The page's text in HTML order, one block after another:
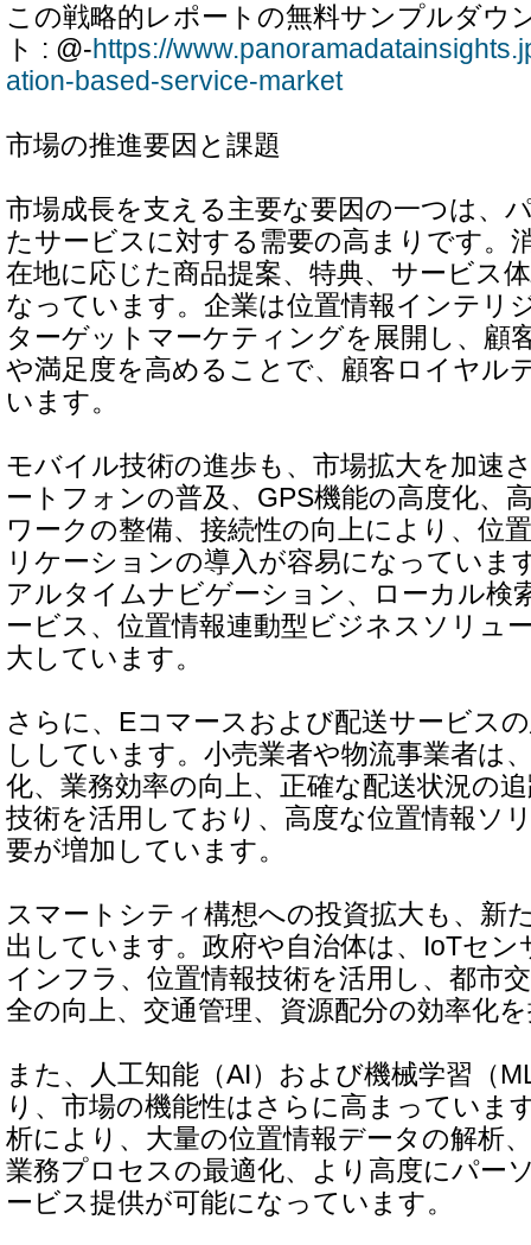
この戦略的レポートの無料サンプルダウ
ト : @-https://
ation-based-service-market
市場の推進要因と課題
市場成長を支える主要な要因の一つは、
たサービスに対する需要の高まりです。
在地に応じた商品提案、特典、サービス
なっています。企業は位置情報インテリ
ターゲットマーケティングを展開し、顧
や満足度を高めることで、顧客ロイヤル
います。
モバイル技術の進歩も、市場拡大を加速
ートフォンの普及、GPS機能の高度化、
ワークの整備、接続性の向上により、位
リケーションの導入が容易になっていま
アルタイムナビゲーション、ローカル検
ービス、位置情報連動型ビジネスソリュ
大しています。
さらに、Eコマースおよび配送サービス
ししています。小売業者や物流事業者は
化、業務効率の向上、正確な配送状況の
技術を活用しており、高度な位置情報ソ
要が増加しています。
スマートシティ構想への投資拡大も、新
出しています。政府や自治体は、IoTセ
インフラ、位置情報技術を活用し、都市
全の向上、交通管理、資源配分の効率化
また、人工知能（AI）および機械学習（
り、市場の機能性はさらに高まっていま
析により、大量の位置情報データの解析
業務プロセスの最適化、より高度にパー
ービス提供が可能になっています。